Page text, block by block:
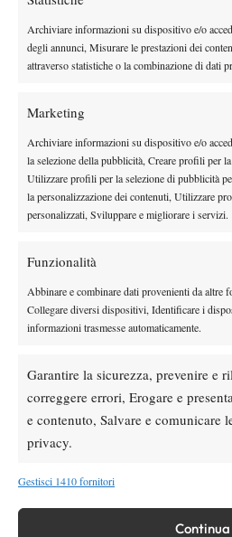
Archiviare informazioni su dispositivo e/o
degli annunci, Misurare le prestazioni dei
attraverso statistiche o la combinazione di dati
Marketing
Archiviare informazioni su dispositivo e/o
la selezione della pubblicità, Creare profili per
Utilizzare profili per la selezione di pubblicità
la personalizzazione dei contenuti, Utilizzare
personalizzati, Sviluppare e migliorare i servizi.
Funzionalità
Abbinare e combinare dati provenienti da altre
Collegare diversi dispositivi, Identificare i
informazioni trasmesse automaticamente.
Garantire la sicurezza, prevenire e
correggere errori, Erogare e
e contenuto, Salvare e comunicare
privacy.
Gestisci 1410 fornitori
Continua
Sinner, check-up
prevenzione e
americana
Le Interviste News
Atp
Auger-Aliassime:
Atp News
Monfils sfida il
SOCIAL